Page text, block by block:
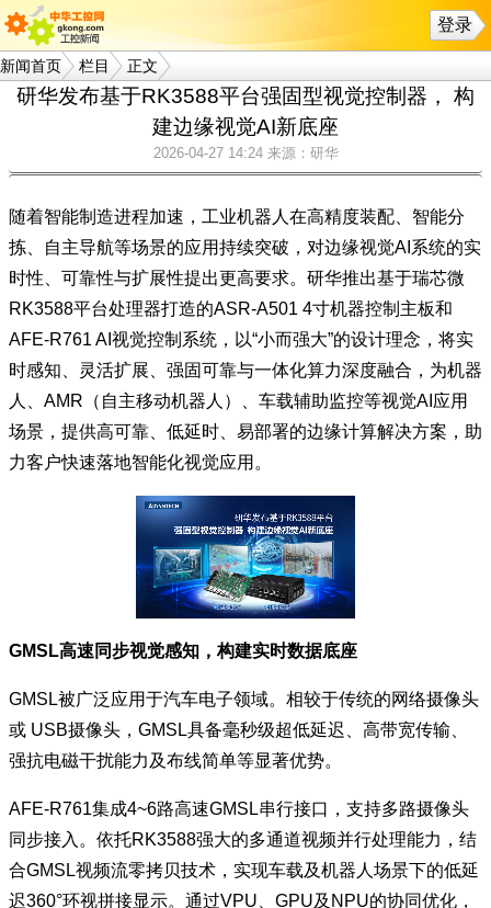
登录
新闻首页 栏目 正文
研华发布基于RK3588平台强固型视觉控制器， 构
建边缘视觉AI新底座
2026-04-27 14:24 来源：研华
随着智能制造进程加速，工业机器人在高精度装配、智能分
拣、自主导航等场景的应用持续突破，对边缘视觉AI系统的实
时性、可靠性与扩展性提出更高要求。研华推出基于瑞芯微
RK3588平台处理器打造的ASR-A501 4寸机器控制主板和
AFE-R761 AI视觉控制系统，以“小而强大”的设计理念，将实
时感知、灵活扩展、强固可靠与一体化算力深度融合，为机器
人、AMR（自主移动机器人）、车载辅助监控等视觉AI应用
场景，提供高可靠、低延时、易部署的边缘计算解决方案，助
力客户快速落地智能化视觉应用。
GMSL高速同步视觉感知，构建实时数据底座
GMSL被广泛应用于汽车电子领域。相较于传统的网络摄像头
或 USB摄像头，GMSL具备毫秒级超低延迟、高带宽传输、
强抗电磁干扰能力及布线简单等显著优势。
AFE-R761集成4~6路高速GMSL串行接口，支持多路摄像头
同步接入。依托RK3588强大的多通道视频并行处理能力，结
合GMSL视频流零拷贝技术，实现车载及机器人场景下的低延
迟360°环视拼接显示。通过VPU、GPU及NPU的协同优化，